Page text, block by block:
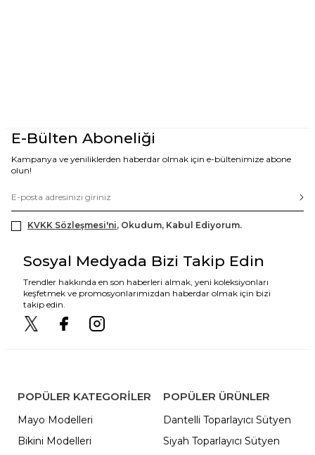
E-Bülten Aboneliği
Kampanya ve yeniliklerden haberdar olmak için e-bültenimize abone
olun!
KVKK Sözleşmesi'ni, Okudum, Kabul Ediyorum.
Sosyal Medyada Bizi Takip Edin
Trendler hakkında en son haberleri almak, yeni koleksiyonları
keşfetmek ve promosyonlarımızdan haberdar olmak için bizi
takip edin.
POPÜLER KATEGORILER
Mayo Modelleri
Bikini Modelleri
POPÜLER ÜRÜNLER
Dantelli Toparlayıcı Sütyen
Siyah Toparlayıcı Sütyen